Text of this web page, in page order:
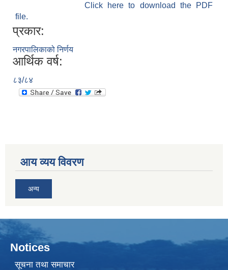
Click here to download the PDF
file.
प्रकार:
नगरपालिकाको निर्णय
आर्थिक वर्ष:
८३/८४
आय व्यय विवरण
अन्य
Notices
सूचना तथा समाचार